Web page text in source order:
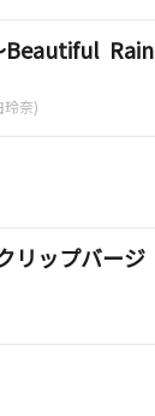
Beautiful Rain
玲奈)
リップバージ